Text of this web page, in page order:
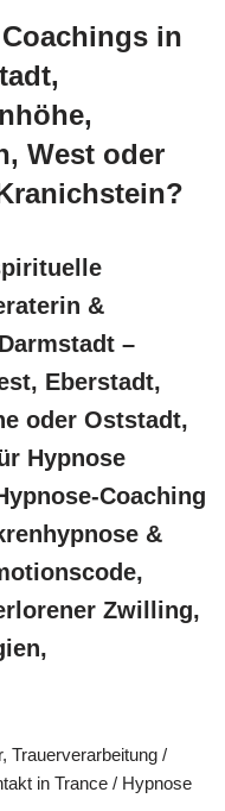
in
West oder
&
–
Eberstadt,
oder Oststadt,
Hypnose
Coaching
&
Zwilling,
Trauerverarbeitung /
in Trance / Hypnose